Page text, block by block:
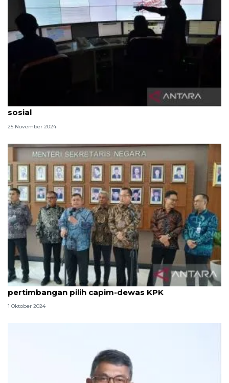
Urgensi korporasi menjaga reputasi di era media
sosial
25 November 2024
Pansel: Reputasi-kepercayaan publik
pertimbangan pilih capim-dewas KPK
1 Oktober 2024